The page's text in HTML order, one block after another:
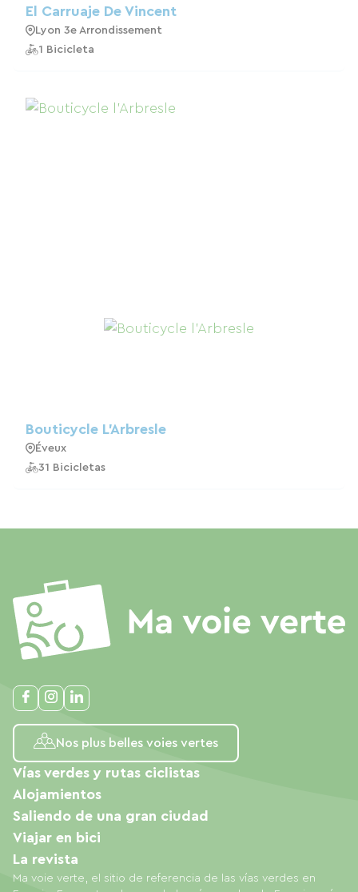
El Carruaje De Vincent
Lyon 3e Arrondissement
1 Bicicleta
Bouticycle L'Arbresle
Éveux
31 Bicicletas
Nos plus belles voies vertes
Ma voie verte, el sitio de referencia de las vías verdes en
Vías verdes y rutas ciclistas
Alojamientos
Saliendo de una gran ciudad
Viajar en bici
La revista